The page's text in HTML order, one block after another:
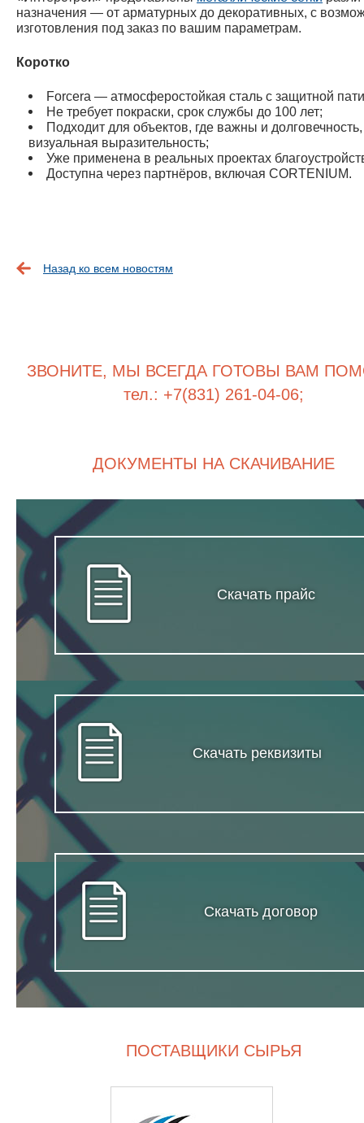
назначения — от арматурных до декоративных, с
изготовления под заказ по вашим параметрам.
Коротко
Forcera — атмосферостойкая сталь с защитной
Не требует покраски, срок службы до 100 лет;
Подходит для объектов, где важны и
визуальная выразительность;
Уже применена в реальных проектах
Доступна через партнёров, включая CORTENIUM.
Назад ко всем новостям
ЗВОНИТЕ, МЫ ВСЕГДА ГОТОВЫ ВАМ
тел.: +7(831) 261-04-06;
ДОКУМЕНТЫ НА СКАЧИВАНИЕ
Скачать прайс
Скачать реквизиты
Скачать договор
ПОСТАВЩИКИ СЫРЬЯ